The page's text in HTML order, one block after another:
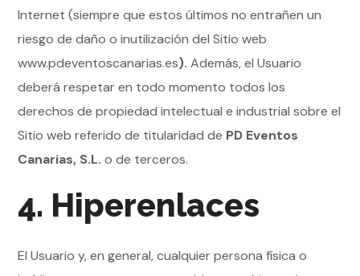
Internet (siempre que estos últimos no entrañen un
riesgo de daño o inutilización del Sitio web
www.pdeventoscanarias.es).Además, el Usuario
deberá respetar en todo momento todos los
derechos de propiedad intelectual e industrial sobre el
Sitio web referido de titularidad de PD Eventos
Canarias, S.L. o de terceros.
4. Hiperenlaces
El Usuario y, en general, cualquier persona física o